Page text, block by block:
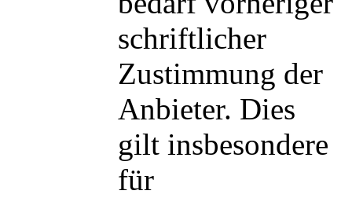
schriftlicher
Zustimmung der
Anbieter. Dies
gilt insbesondere
für